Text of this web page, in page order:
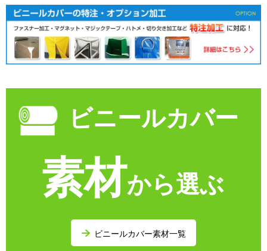
ビニールカバー
素材から選ぶ
ビニールカバー素材一覧